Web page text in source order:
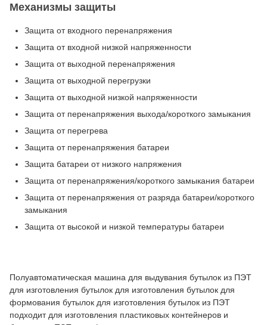
Механизмы защиты
Защита от входного перенапряжения
Защита от входной низкой напряженности
Защита от выходной перенапряжения
Защита от выходной перегрузки
Защита от выходной низкой напряженности
Защита от перенапряжения выхода/короткого замыкания
Защита от перегрева
Защита от перенапряжения батареи
Защита батареи от низкого напряжения
Защита от перенапряжения/короткого замыкания батареи
Защита от перенапряжения от разряда батареи/короткого
замыкания
Защита от высокой и низкой температуры батареи
Полуавтоматическая машина для выдувания бутылок из ПЭТ
для изготовления бутылок для изготовления бутылок для
формования бутылок для изготовления бутылок из ПЭТ
подходит для изготовления пластиковых контейнеров и